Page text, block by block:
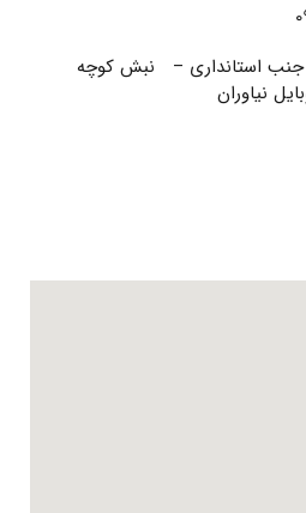
جنب استانداری – نبش کوچه
نیاوران